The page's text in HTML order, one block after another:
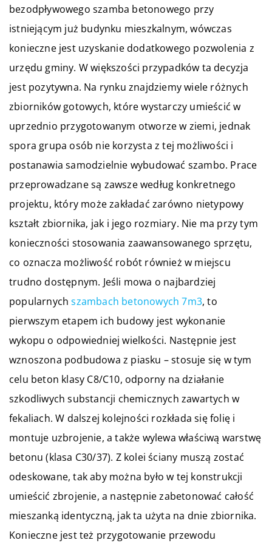
bezodpływowego szamba betonowego przy
istniejącym już budynku mieszkalnym, wówczas
konieczne jest uzyskanie dodatkowego pozwolenia z
urzędu gminy. W większości przypadków ta decyzja
jest pozytywna. Na rynku znajdziemy wiele różnych
zbiorników gotowych, które wystarczy umieścić w
uprzednio przygotowanym otworze w ziemi, jednak
spora grupa osób nie korzysta z tej możliwości i
postanawia samodzielnie wybudować szambo. Prace
przeprowadzane są zawsze według konkretnego
projektu, który może zakładać zarówno nietypowy
kształt zbiornika, jak i jego rozmiary. Nie ma przy tym
konieczności stosowania zaawansowanego sprzętu,
co oznacza możliwość robót również w miejscu
trudno dostępnym. Jeśli mowa o najbardziej
popularnychszambach betonowych 7m3, to
pierwszym etapem ich budowy jest wykonanie
wykopu o odpowiedniej wielkości. Następnie jest
wznoszona podbudowa z piasku – stosuje się w tym
celu beton klasy C8/C10, odporny na działanie
szkodliwych substancji chemicznych zawartych w
fekaliach. W dalszej kolejności rozkłada się folię i
montuje uzbrojenie, a także wylewa właściwą warstwę
betonu (klasa C30/37). Z kolei ściany muszą zostać
odeskowane, tak aby można było w tej konstrukcji
umieścić zbrojenie, a następnie zabetonować całość
mieszanką identyczną, jak ta użyta na dnie zbiornika.
Konieczne jest też przygotowanie przewodu